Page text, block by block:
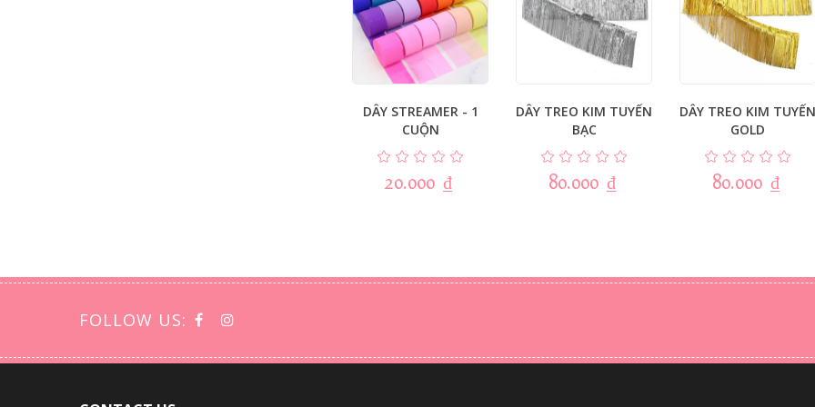
DÂY STREAMER - 1
CUỘN
20.000 ₫
DÂY TREO KIM TUYẾN
BẠC
80.000 ₫
DÂY TREO KIM TUYẾN
GOLD
80.000 ₫
FOLLOW US: